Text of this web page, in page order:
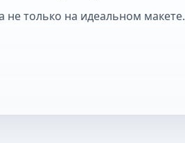
не только на идеальном макете.